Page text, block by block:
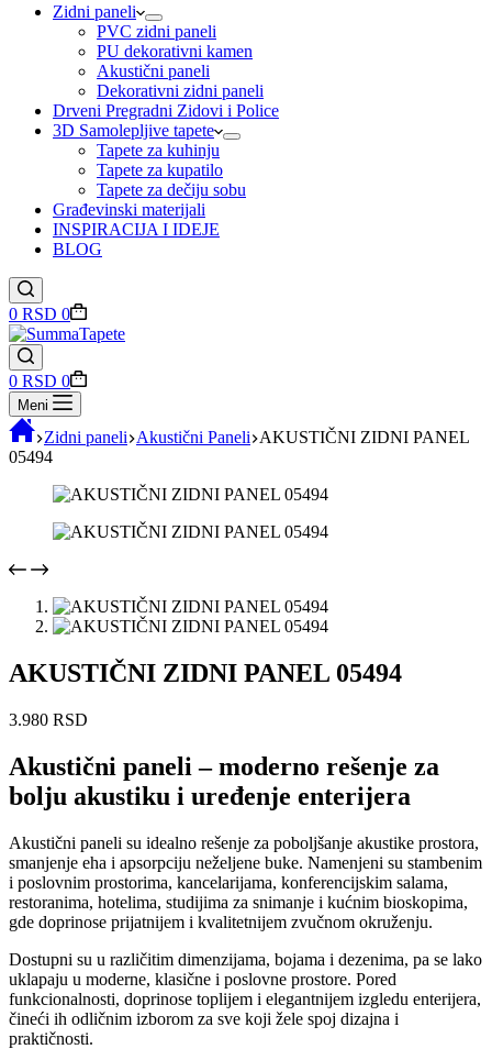
Zidni paneli
PVC zidni paneli
PU dekorativni kamen
Akustični paneli
Dekorativni zidni paneli
Drveni Pregradni Zidovi i Police
3D Samolepljive tapete
Tapete za kuhinju
Tapete za kupatilo
Tapete za dečiju sobu
Građevinski materijali
INSPIRACIJA I IDEJE
BLOG
Shopping
cart
0 RSD 0
Shopping
cart
0 RSD 0
Meni
Zidni paneli Akustični Paneli AKUSTIČNI ZIDNI PANEL
05494
AKUSTIČNI ZIDNI PANEL 05494
3.980 RSD
Akustični paneli – moderno rešenje za
bolju akustiku i uređenje enterijera
Akustični paneli su idealno rešenje za poboljšanje akustike prostora,
smanjenje eha i apsorpciju neželjene buke. Namenjeni su stambenim
i poslovnim prostorima, kancelarijama, konferencijskim salama,
restoranima, hotelima, studijima za snimanje i kućnim bioskopima,
gde doprinose prijatnijem i kvalitetnijem zvučnom okruženju.
Dostupni su u različitim dimenzijama, bojama i dezenima, pa se lako
uklapaju u moderne, klasične i poslovne prostore. Pored
funkcionalnosti, doprinose toplijem i elegantnijem izgledu enterijera,
čineći ih odličnim izborom za sve koji žele spoj dizajna i
praktičnosti.